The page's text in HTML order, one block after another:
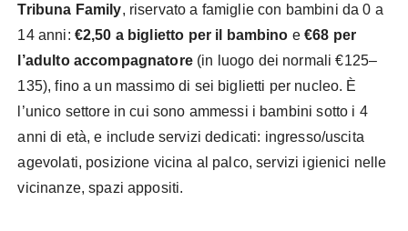
Tribuna Family, riservato a famiglie con bambini da 0 a
14 anni: €2,50 a biglietto per il bambino e€68 per
l’adulto accompagnatore(in luogo dei normali €125–
135), fino a un massimo di sei biglietti per nucleo. È
l’unico settore in cui sono ammessi i bambini sotto i 4
anni di età, e include servizi dedicati: ingresso/uscita
agevolati, posizione vicina al palco, servizi igienici nelle
vicinanze, spazi appositi.